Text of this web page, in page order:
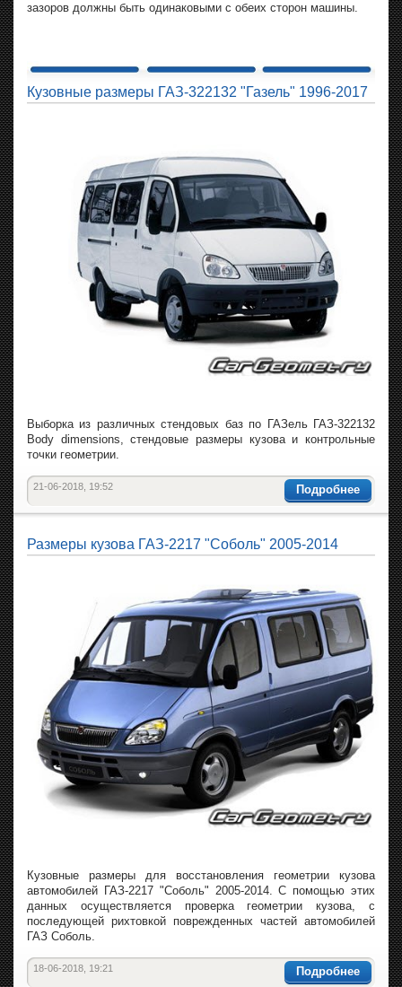
зазоров должны быть одинаковыми с обеих сторон машины.
Кузовные размеры ГАЗ-322132 "Газель" 1996-2017
Выборка из различных стендовых баз по ГАЗель ГАЗ-322132
Body dimensions, стендовые размеры кузова и контрольные
точки геометрии.
Подробнее
21-06-2018, 19:52
Размеры кузова ГАЗ-2217 "Соболь" 2005-2014
Кузовные размеры для восстановления геометрии кузова
автомобилей ГАЗ-2217 "Соболь" 2005-2014. С помощью этих
данных осуществляется проверка геометрии кузова, с
последующей рихтовкой поврежденных частей автомобилей
ГАЗ Соболь.
Подробнее
18-06-2018, 19:21